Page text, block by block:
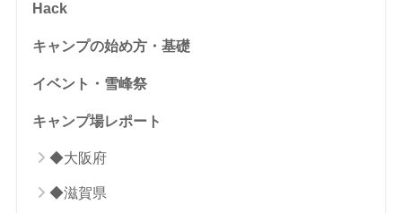
Hack
キャンプの始め方・基礎
イベント・雪峰祭
キャンプ場レポート
◆大阪府
◆滋賀県